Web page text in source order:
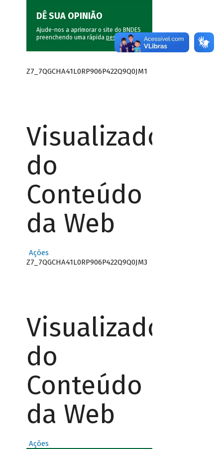
DÊ SUA OPINIÃO
Ajude-nos a aprimorar o site do BNDES
preenchendo uma rápida pesquisa.
Z7_7QGCHA41L0RP906P422Q9Q0JM1
Visualizador
do
Conteúdo
da Web
Ações
Z7_7QGCHA41L0RP906P422Q9Q0JM3
Visualizador
do
Conteúdo
da Web
Ações